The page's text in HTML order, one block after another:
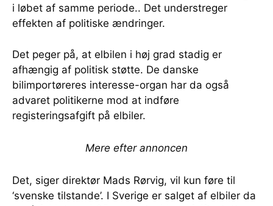
i løbet af samme periode.. Det understreger
effekten af politiske ændringer.
Det peger på, at elbilen i høj grad stadig er
afhængig af politisk støtte. De danske
bilimportøreres interesse-organ har da også
advaret politikerne mod at indføre
registeringsafgift på elbiler.
Mere efter annoncen
Det, siger direktør Mads Rørvig, vil kun føre til
‘svenske tilstande’. I Sverige er salget af elbiler da